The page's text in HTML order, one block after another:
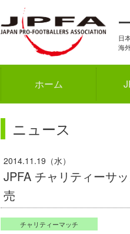
日
海
ホーム
ニュース
2014.11.19（水）
JPFA チャリティーサ
売
チャリティーマッチ